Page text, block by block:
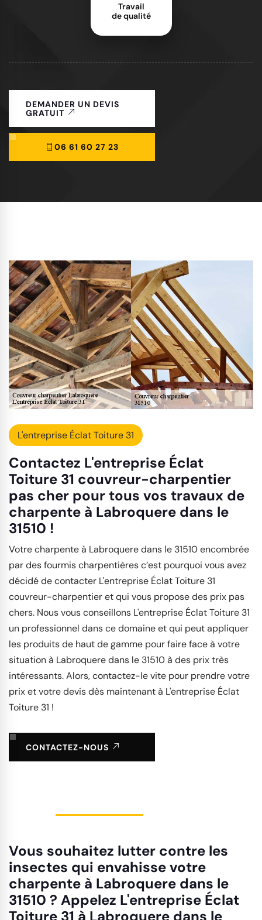
Travail
de qualité
DEMANDER UN DEVIS
GRATUIT
06 61 60 27 23
L'entreprise Éclat Toiture 31
Contactez L'entreprise Éclat
Toiture 31 couvreur-charpentier
pas cher pour tous vos travaux de
charpente à Labroquere dans le
31510 !
Votre charpente à Labroquere dans le 31510 encombrée
par des fourmis charpentières c’est pourquoi vous avez
décidé de contacter L'entreprise Éclat Toiture 31
couvreur-charpentier et qui vous propose des prix pas
chers. Nous vous conseillons L'entreprise Éclat Toiture 31
un professionnel dans ce domaine et qui peut appliquer
les produits de haut de gamme pour faire face à votre
situation à Labroquere dans le 31510 à des prix très
intéressants. Alors, contactez-le vite pour prendre votre
prix et votre devis dès maintenant à L'entreprise Éclat
Toiture 31 !
CONTACTEZ-NOUS
Vous souhaitez lutter contre les
insectes qui envahisse votre
charpente à Labroquere dans le
31510 ? Appelez L'entreprise Éclat
Toiture 31 à Labroquere dans le